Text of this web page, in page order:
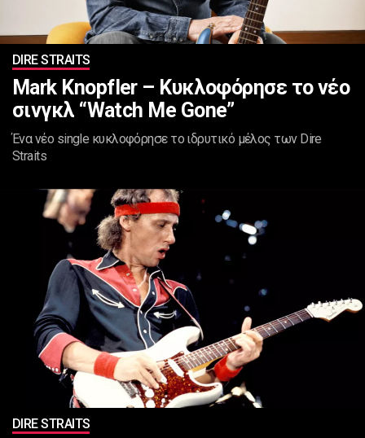
DIRE STRAITS
Mark Knopfler – Κυκλοφόρησε το νέο
σινγκλ “Watch Me Gone”
Ένα νέο single κυκλοφόρησε το ιδρυτικό μέλος των Dire
Straits
DIRE STRAITS